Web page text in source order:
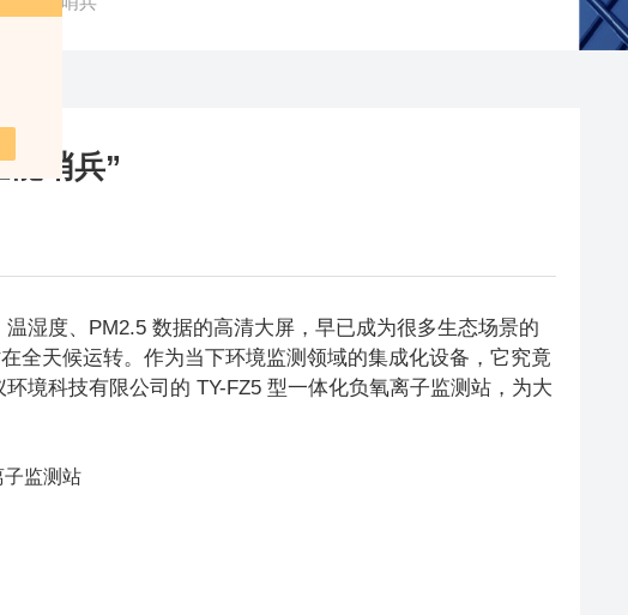
能哨兵”
湿度、PM2.5 数据的高清大屏，早已成为很多生态场景的
全天候运转。作为当下环境监测领域的集成化设备，它究竟
境科技有限公司的 TY-FZ5 型一体化负氧离子监测站，为大